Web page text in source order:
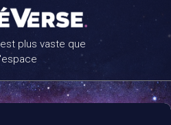
plus vaste que